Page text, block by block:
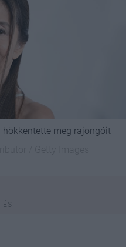
meg rajongóit